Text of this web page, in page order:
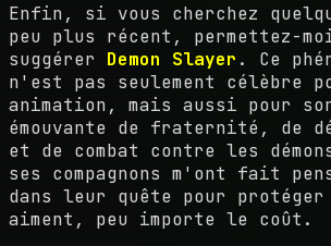
Enfin, si vous cherchez
peu plus récent, permettez-
suggérer Demon Slayer . Ce
n'est pas seulement célèbre
animation, mais aussi pour
émouvante de fraternité, de
et de combat contre les
ses compagnons m'ont fait
dans leur quête pour
aiment, peu importe le coût.